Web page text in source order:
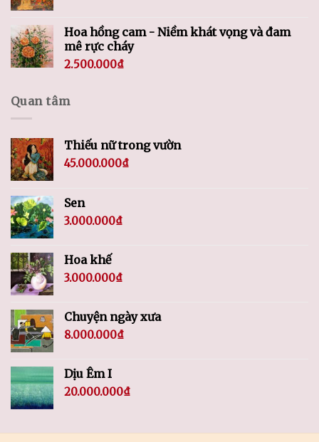
Hoa hồng cam - Niềm khát vọng và đam
mê rực cháy
2.500.000₫
Quan tâm
Thiếu nữ trong vườn
45.000.000₫
Sen
3.000.000₫
Hoa khế
3.000.000₫
Chuyện ngày xưa
8.000.000₫
Dịu Êm I
20.000.000₫